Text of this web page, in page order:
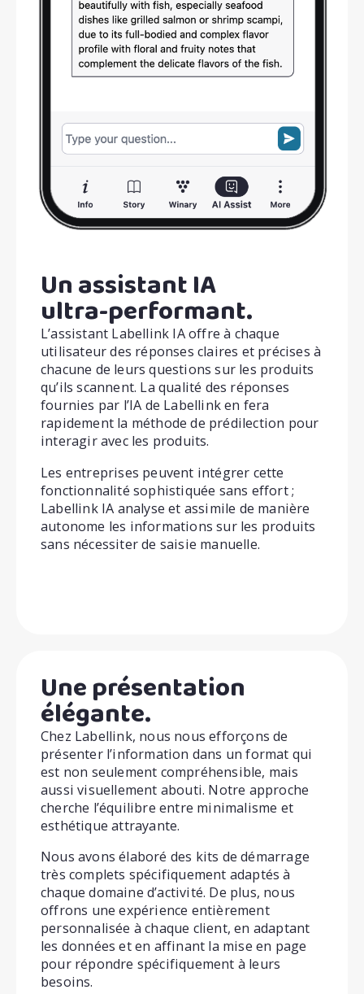
Un assistant IA
ultra-performant.
L’assistant Labellink IA offre à chaque
utilisateur des réponses claires et précises à
chacune de leurs questions sur les produits
qu’ils scannent. La qualité des réponses
fournies par l’IA de Labellink en fera
rapidement la méthode de prédilection pour
interagir avec les produits.
Les entreprises peuvent intégrer cette
fonctionnalité sophistiquée sans effort ;
Labellink IA analyse et assimile de manière
autonome les informations sur les produits
sans nécessiter de saisie manuelle.
Une présentation
élégante.
Chez Labellink, nous nous efforçons de
présenter l’information dans un format qui
est non seulement compréhensible, mais
aussi visuellement abouti. Notre approche
cherche l’équilibre entre minimalisme et
esthétique attrayante.
Nous avons élaboré des kits de démarrage
très complets spécifiquement adaptés à
chaque domaine d’activité. De plus, nous
offrons une expérience entièrement
personnalisée à chaque client, en adaptant
les données et en affinant la mise en page
pour répondre spécifiquement à leurs
besoins.